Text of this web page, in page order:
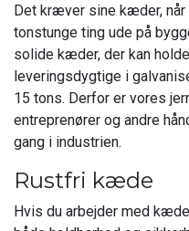
Det kræver sine kæder,
tonstunge ting ude på
solide kæder, der kan
leveringsdygtige i
15 tons. Derfor er vores
entreprenører og andre
gang i industrien.
Rustfri kæde
Hvis du arbejder med